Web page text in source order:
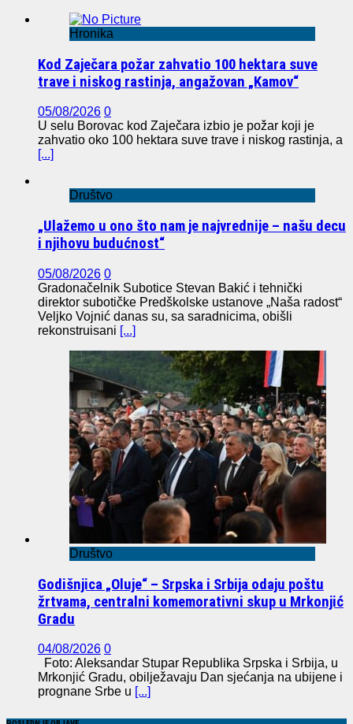
Hronika
Kod Zaječara požar zahvatio 100 hektara suve
trave i niskog rastinja, angažovan „Kamov“
05/08/2026 0
U selu Borovac kod Zaječara izbio je požar koji je
zahvatio oko 100 hektara suve trave i niskog rastinja, a
[...]
Društvo
„Ulažemo u ono što nam je najvrednije – našu decu
i njihovu budućnost“
05/08/2026 0
Gradonačelnik Subotice Stevan Bakić i tehnički
direktor subotičke Predškolske ustanove „Naša radost“
Veljko Vojnić danas su, sa saradnicima, obišli
rekonstruisani [...]
Društvo
Godišnjica „Oluje“ – Srpska i Srbija odaju poštu
žrtvama, centralni komemorativni skup u Mrkonjić
Gradu
04/08/2026 0
Foto: Aleksandar Stupar Republika Srpska i Srbija, u
Mrkonjić Gradu, obilježavaju Dan sjećanja na ubijene i
prognane Srbe u [...]